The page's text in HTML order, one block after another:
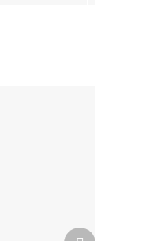
Další